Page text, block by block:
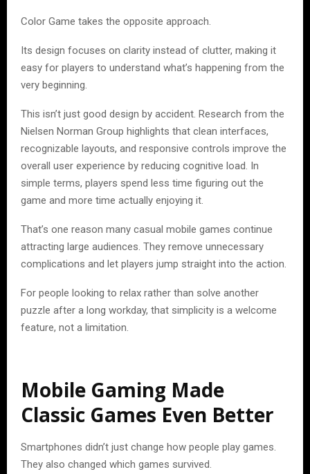
Color Game takes the opposite approach.
Its design focuses on clarity instead of clutter, making it
easy for players to understand what’s happening from the
very beginning.
This isn’t just good design by accident. Research from the
Nielsen Norman Group highlights that clean interfaces,
recognizable layouts, and responsive controls improve the
overall user experience by reducing cognitive load. In
simple terms, players spend less time figuring out the
game and more time actually enjoying it.
That’s one reason many casual mobile games continue
attracting large audiences. They remove unnecessary
complications and let players jump straight into the action.
For people looking to relax rather than solve another
puzzle after a long workday, that simplicity is a welcome
feature, not a limitation.
Mobile Gaming Made
Classic Games Even Better
Smartphones didn’t just change how people play games.
They also changed which games survived.